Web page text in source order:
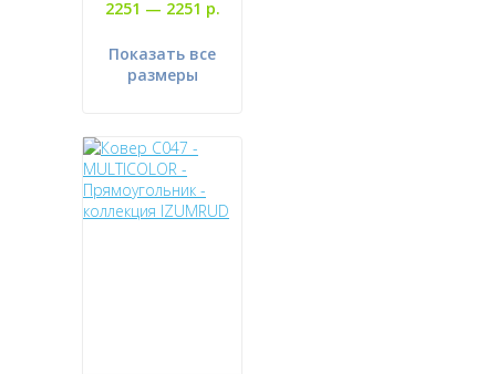
2251 — 2251 р.
Показать все
размеры